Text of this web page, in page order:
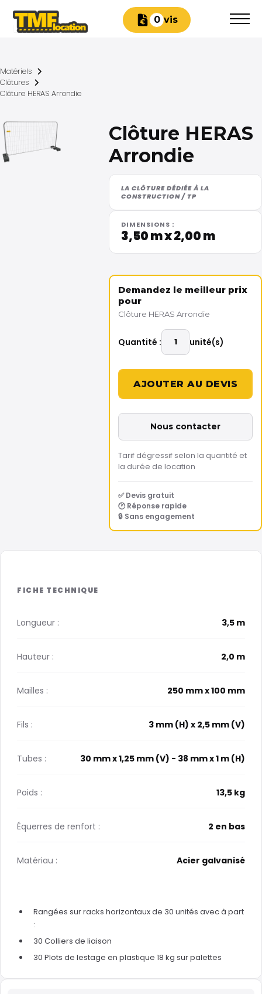
Devis
0
Matériels
Clôtures
Clôture HERAS Arrondie
Clôture HERAS
Arrondie
LA CLÔTURE DÉDIÉE À LA
CONSTRUCTION / TP
DIMENSIONS :
3,50 m x 2,00 m
Demandez le meilleur prix
pour
Clôture HERAS Arrondie
Quantité : unité(s)
Nous contacter
Tarif dégressif selon la quantité et
la durée de location
✅ Devis gratuit
🕐 Réponse rapide
🔒 Sans engagement
Longueur : 3,5 m
Hauteur : 2,0 m
Mailles : 250 mm x 100 mm
Fils : 3 mm (H) x 2,5 mm (V)
Tubes : 30 mm x 1,25 mm (V) - 38 mm x 1 m (H)
Poids : 13,5 kg
Équerres de renfort : 2 en bas
Matériau : Acier galvanisé
Rangées sur racks horizontaux de 30 unités avec à part
:
30 Colliers de liaison
30 Plots de lestage en plastique 18 kg sur palettes